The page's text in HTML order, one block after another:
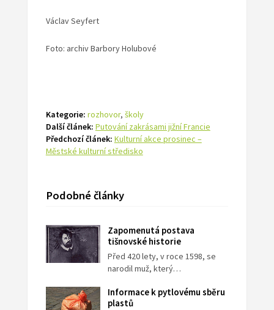
Václav Seyfert
Foto: archiv Barbory Holubové
Kategorie: rozhovor, školy
Další článek: Putování zakrásami jižní Francie
Předchozí článek: Kulturní akce prosinec –
Městské kulturní středisko
Podobné články
Zapomenutá postava
tišnovské historie
Před 420 lety, v roce 1598, se
narodil muž, který…
Informace k pytlovému sběru
plastů